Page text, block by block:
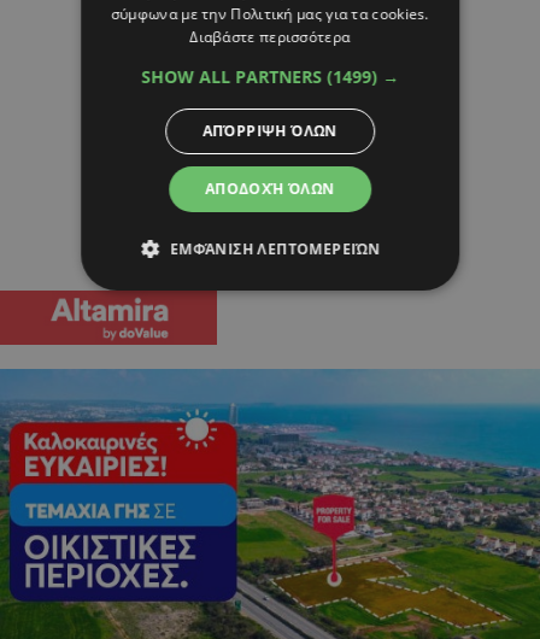
σύμφωνα με την Πολιτική μας για τα cookies.
Διαβάστε περισσότερα
SHOW ALL PARTNERS (1499) →
ΑΠΟΔΟΧΉ ΌΛΩΝ
ΑΠΌΡΡΙΨΗ ΌΛΩΝ
ΕΜΦΆΝΙΣΗ ΛΕΠΤΟΜΕΡΕΙΏΝ